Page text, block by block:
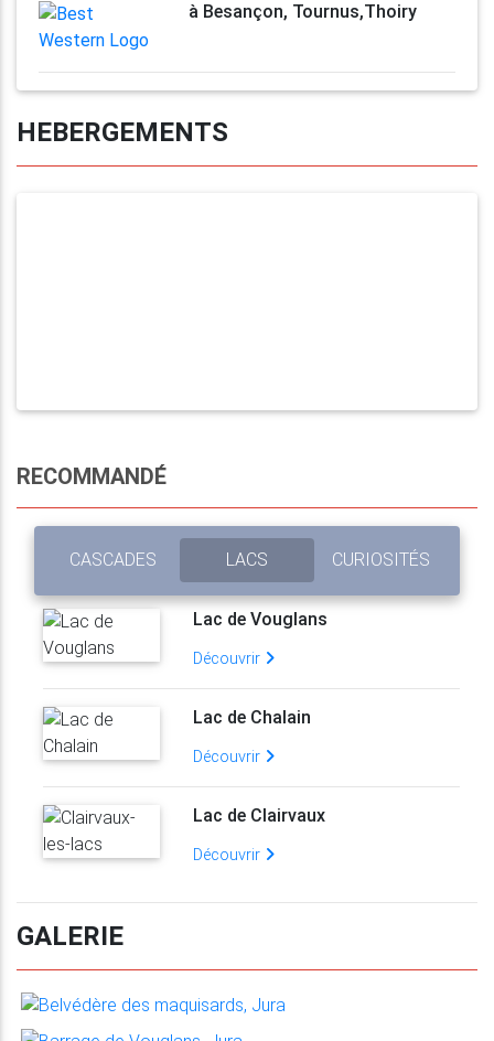
à Besançon, Tournus,Thoiry
HEBERGEMENTS
RECOMMANDÉ
CASCADES LACS CURIOSITÉS
Lac de Vouglans
Découvrir
Lac de Chalain
Découvrir
Lac de Clairvaux
Découvrir
GALERIE